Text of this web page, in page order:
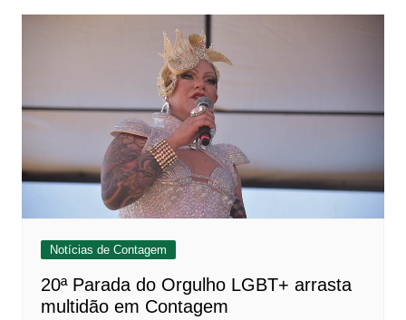
Notícias de Contagem
20ª Parada do Orgulho LGBT+ arrasta
multidão em Contagem